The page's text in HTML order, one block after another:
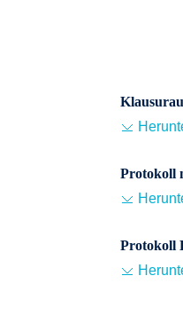
Protokoll
Protokoll